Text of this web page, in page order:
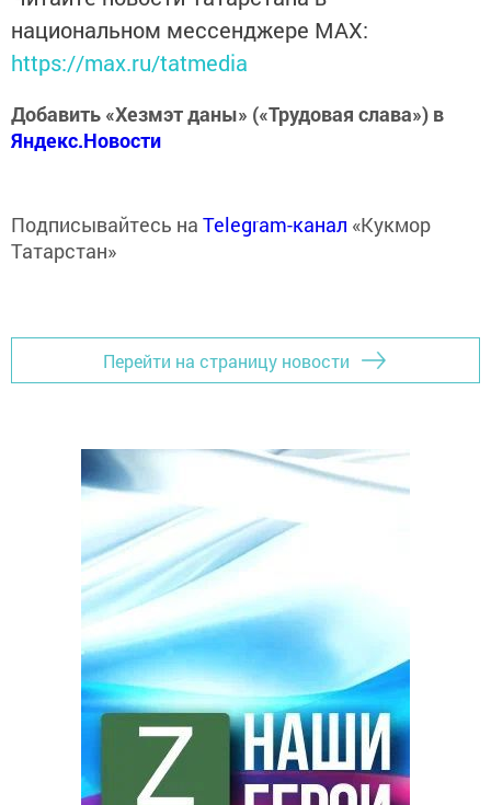
национальном мессенджере MАХ:
https://max.ru/tatmedia
Добавить «Хезмэт даны» («Трудовая слава») в
Яндекс.Новости
Подписывайтесь на Telegram-канал «Кукмор
Татарстан»
Перейти на страницу новости